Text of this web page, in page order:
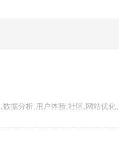
,数据分析,用户体验,社区, 网站优化,